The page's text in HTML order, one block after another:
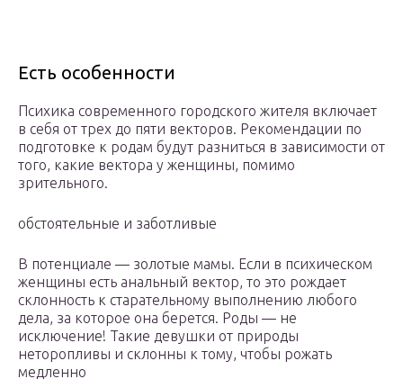
Есть особенности
Психика современного городского жителя включает
в себя от трех до пяти векторов. Рекомендации по
подготовке к родам будут разниться в зависимости от
того, какие вектора у женщины, помимо
зрительного.
обстоятельные и заботливые
В потенциале — золотые мамы. Если в психическом
женщины есть анальный вектор, то это рождает
склонность к старательному выполнению любого
дела, за которое она берется. Роды — не
исключение! Такие девушки от природы
неторопливы и склонны к тому, чтобы рожать
медленно